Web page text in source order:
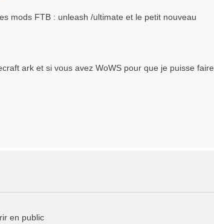
mods FTB : unleash /ultimate et le petit nouveau
ark et si vous avez WoWS pour que je puisse faire
en public